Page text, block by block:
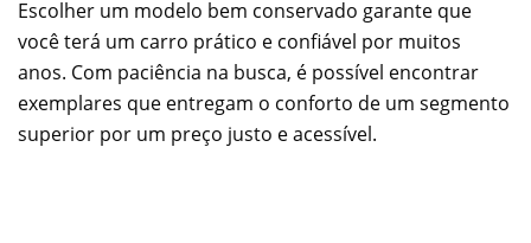
Escolher um modelo bem conservado garante que
você terá um carro prático e confiável por muitos
anos. Com paciência na busca, é possível encontrar
exemplares que entregam o conforto de um segmento
superior por um preço justo e acessível.